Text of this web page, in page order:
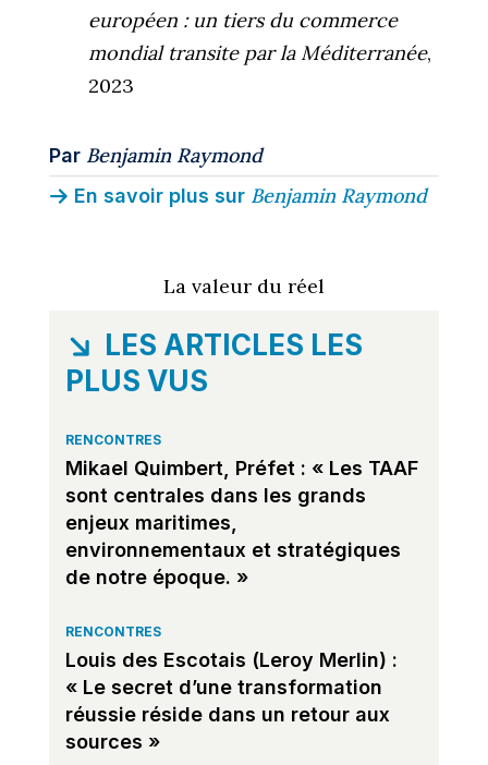
européen : un tiers du commerce
mondial transite par la Méditerranée,
2023
Par Benjamin Raymond
En savoir plus sur Benjamin Raymond
La valeur du réel
LES ARTICLES LES
PLUS VUS
RENCONTRES
Mikael Quimbert, Préfet : « Les TAAF
sont centrales dans les grands
enjeux maritimes,
environnementaux et stratégiques
de notre époque. »
RENCONTRES
Louis des Escotais (Leroy Merlin) :
« Le secret d’une transformation
réussie réside dans un retour aux
sources »